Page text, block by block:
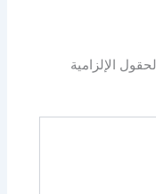
الحقول الإلزامية